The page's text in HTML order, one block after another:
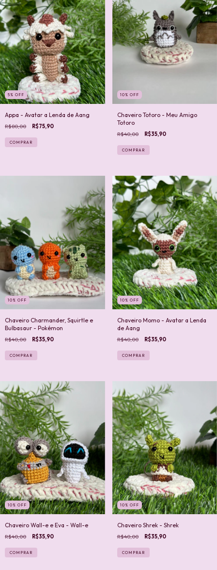
5 % OFF
Appa - Avatar a Lenda de Aang
R$80,00 R$75,90
10 % OFF
Chaveiro Totoro - Meu Amigo
Totoro
R$40,00 R$35,90
10 % OFF
Chaveiro Charmander, Squirtle e
Bulbasaur - Pokémon
R$40,00 R$35,90
COMPRAR
10 % OFF
Chaveiro Momo - Avatar a Lenda
de Aang
R$40,00 R$35,90
10 % OFF
Chaveiro Wall-e e Eva - Wall-e
R$40,00 R$35,90
COMPRAR
10 % OFF
Chaveiro Shrek - Shrek
R$40,00 R$35,90